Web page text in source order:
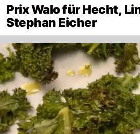
Prix Walo für Hecht,
Stephan Eicher